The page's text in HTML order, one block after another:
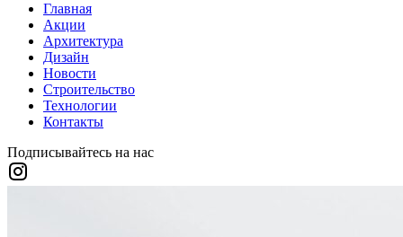
Главная
Акции
Архитектура
Дизайн
Новости
Строительство
Технологии
Контакты
Подписывайтесь на нас